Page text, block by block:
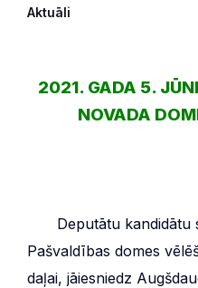
Aktuāli
2021. GADA 5.
NOVADA
Deputātu kandidātu
Pašvaldības domes
daļai, jāiesniedz